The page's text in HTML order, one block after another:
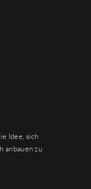
Idee, sich
anbauen zu